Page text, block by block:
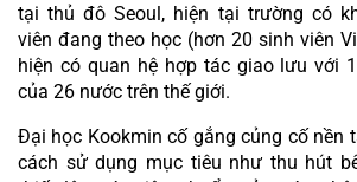
tại thủ đô Seoul, hiện tại trường có
viên đang theo học (hơn 20 sinh viên
hiện có quan hệ hợp tác giao lưu với
của 26 nước trên thế giới.
Đại học Kookmin cố gắng củng cố nền
cách sử dụng mục tiêu như thu hút